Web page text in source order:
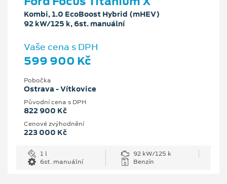
Kombi, 1.0 EcoBoost Hybrid (mHEV)
92 kW/125 k, 6st. manuální
Vaše cena s DPH
599 900 Kč
Pobočka
Ostrava - Vítkovice
Původní cena s DPH
822 900 Kč
Cenové zvýhodnění
223 000 Kč
1 l
92 kW/125 k
6st. manuální
Benzín